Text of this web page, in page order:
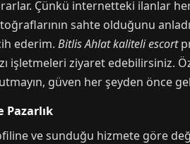
Çünkü internetteki ilanlar
sahte olduğunu
ederim. Bitlis Ahlat kaliteli escort
işletmeleri ziyaret edebilirsiniz.
güven her şeyden önce
Pazarlık
ve sunduğu hizmete göre